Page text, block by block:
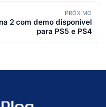
PRÓXIMO
2 com demo disponível
para PS5 e PS4